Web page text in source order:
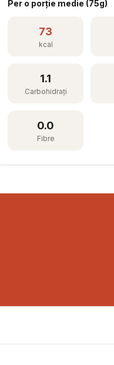
Per o porție medie (75g)
73
kcal
1.1
Carbohidrați
0.0
Fibre